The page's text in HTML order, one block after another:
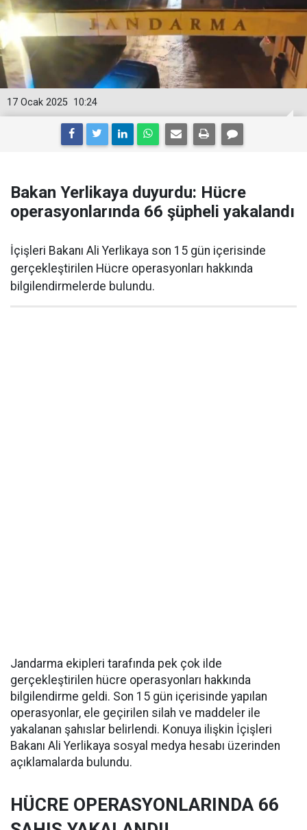
10:24
17 Ocak 2025
Bakan Yerlikaya duyurdu: Hücre
operasyonlarında 66 şüpheli yakalandı
İçişleri Bakanı Ali Yerlikaya son 15 gün içerisinde
gerçekleştirilen Hücre operasyonları hakkında
bilgilendirmelerde bulundu.
Jandarma ekipleri tarafında pek çok ilde
gerçekleştirilen hücre operasyonları hakkında
bilgilendirme geldi. Son 15 gün içerisinde yapılan
operasyonlar, ele geçirilen silah ve maddeler ile
yakalanan şahıslar belirlendi. Konuya ilişkin İçişleri
Bakanı Ali Yerlikaya sosyal medya hesabı üzerinden
açıklamalarda bulundu.
HÜCRE OPERASYONLARINDA 66